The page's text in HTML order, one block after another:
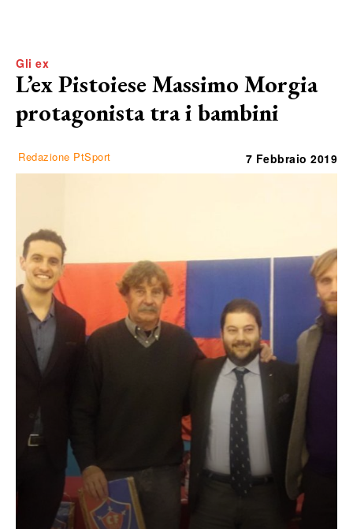
Gli ex
L’ex Pistoiese Massimo Morgia
protagonista tra i bambini
Redazione PtSport 7 Febbraio 2019